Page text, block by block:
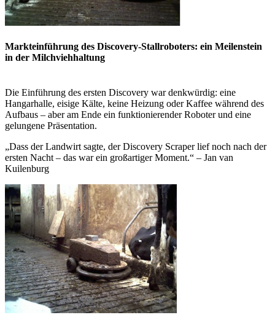
Markteinführung des Discovery-Stallroboters: ein Meilenstein
in der Milchviehhaltung
Die Einführung des ersten Discovery war denkwürdig: eine
Hangarhalle, eisige Kälte, keine Heizung oder Kaffee während des
Aufbaus – aber am Ende ein funktionierender Roboter und eine
gelungene Präsentation.
„Dass der Landwirt sagte, der Discovery Scraper lief noch nach der
ersten Nacht – das war ein großartiger Moment.“ – Jan van
Kuilenburg